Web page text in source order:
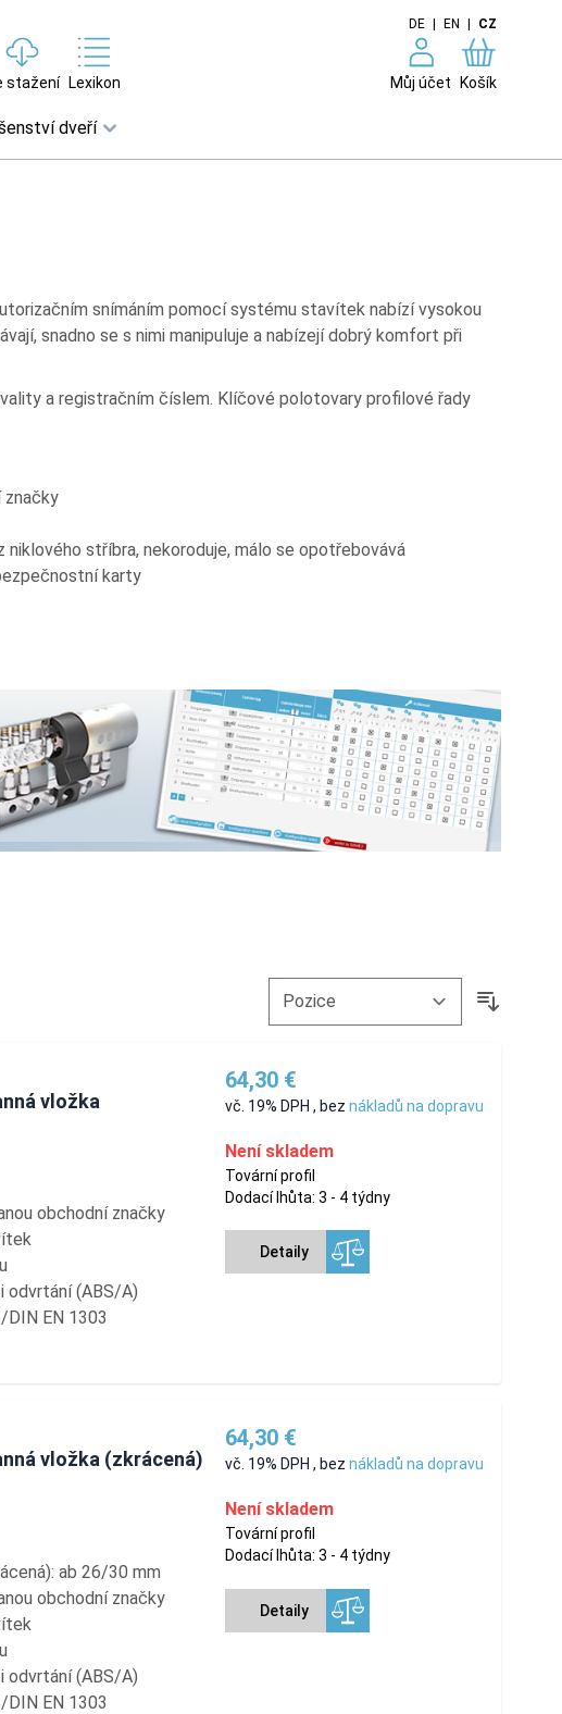
DE EN CZ
stažení Lexikon Můj účet Košík
dveří
snímáním pomocí systému stavítek nabízí vysokou
snadno se s nimi manipuluje a nabízejí dobrý komfort při
a registračním číslem. Klíčové polotovary profilové řady
značky
niklového stříbra, nekoroduje, málo se opotřebovává
karty
vložka
obchodní značky
odvrtání (ABS/A)
EN 1303
64,30 €
vč. 19% DPH , bez nákladů na dopravu
Není skladem
Tovární profil
Dodací lhůta: 3 - 4 týdny
Detaily
vložka (zkrácená)
ab 26/30 mm
obchodní značky
odvrtání (ABS/A)
EN 1303
64,30 €
vč. 19% DPH , bez nákladů na dopravu
Není skladem
Tovární profil
Dodací lhůta: 3 - 4 týdny
Detaily